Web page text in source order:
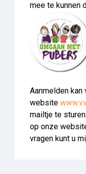
mee te kunnen
Aanmelden kan
website
mailtje te
op onze
vragen kunt u